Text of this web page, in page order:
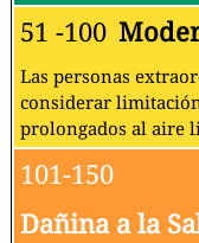
51 -100
Las personas
considerar
prolongados al aire
101-150
Dañina a la